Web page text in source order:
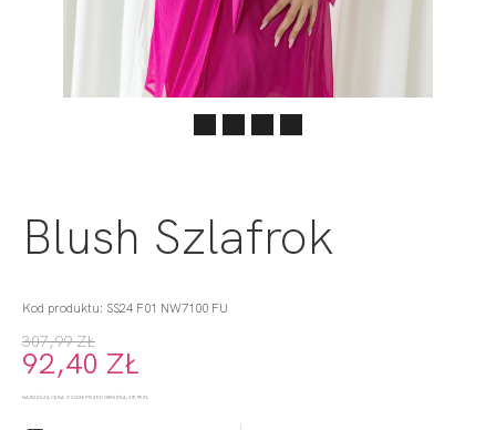
Blush Szlafrok
Kod produktu: SS24 F01 NW7100 FU
307,99 ZŁ
92,40 ZŁ
NAJNIŻSZA CENA Z 30 DNI PRZED OBNIŻKĄ: 307,99 ZŁ